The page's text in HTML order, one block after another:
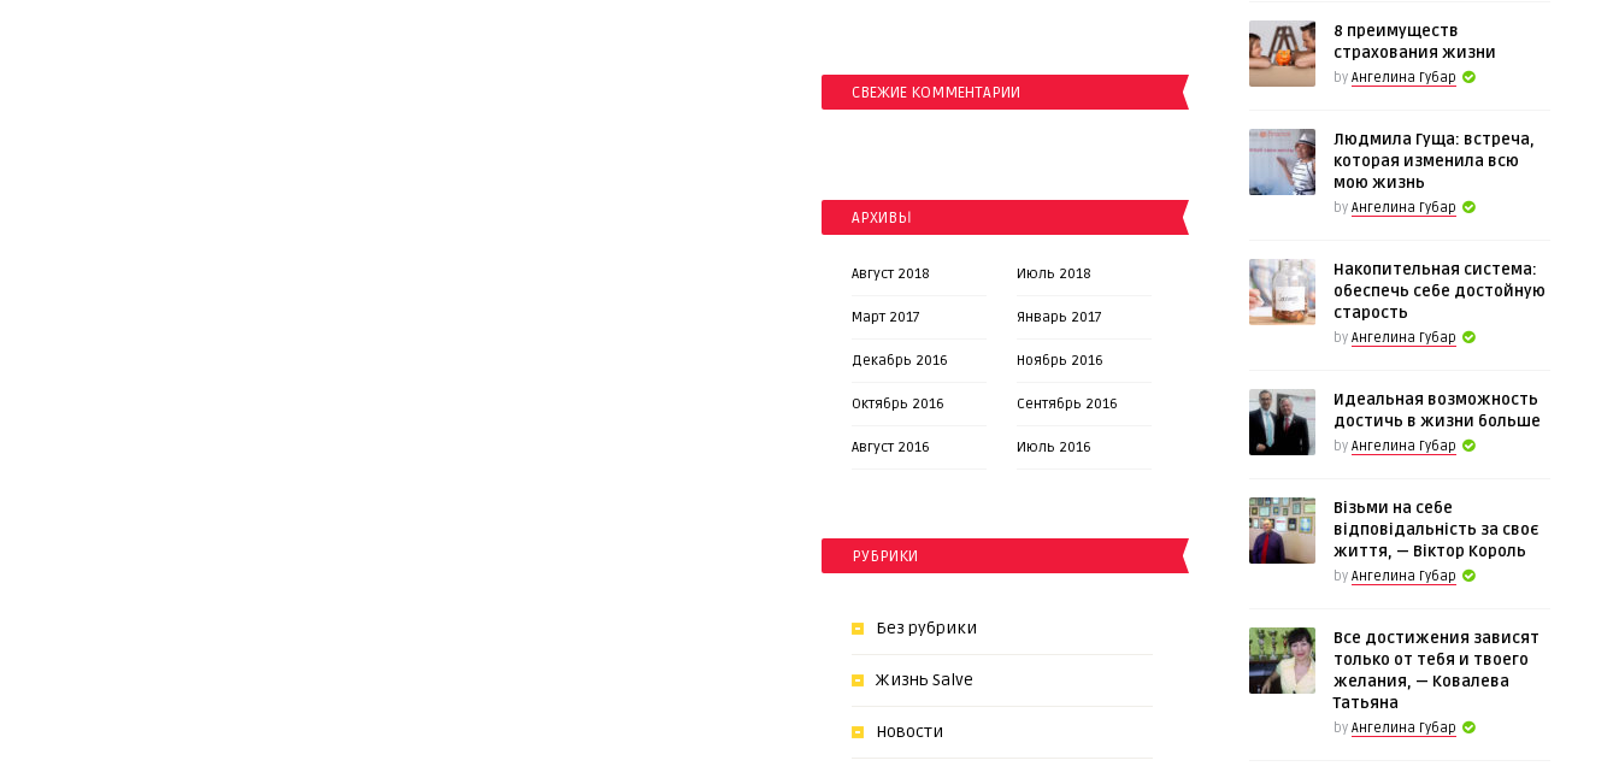
СВЕЖИЕ КОММЕНТАРИИ
АРХИВЫ
Август 2018 Июль 2018
Март 2017 Январь 2017
Декабрь 2016 Ноябрь 2016
Октябрь 2016 Сентябрь 2016
Август 2016 Июль 2016
РУБРИКИ
Без рубрики
Жизнь Salve
Новости
8 преимуществ
страхования жизни
by Ангелина Губар
Людмила Гуща: встреча,
которая изменила всю
мою жизнь
by Ангелина Губар
Накопительная система:
обеспечь себе достойную
старость
by Ангелина Губар
Идеальная возможность
достичь в жизни больше
by Ангелина Губар
Візьми на себе
відповідальність за своє
життя, — Віктор Король
by Ангелина Губар
Все достижения зависят
только от тебя и твоего
желания, — Ковалева
Татьяна
by Ангелина Губар